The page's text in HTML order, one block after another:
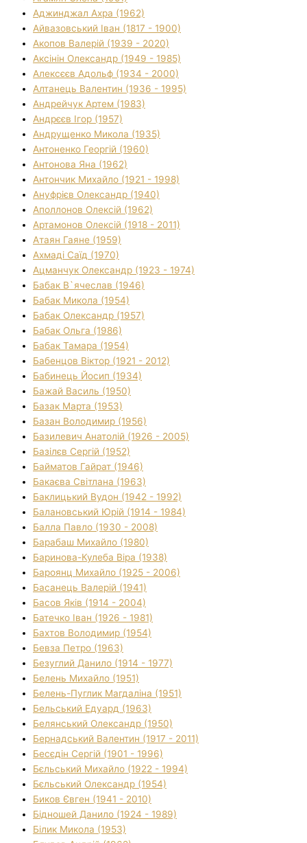
Аджинджал Ахра (1962)
Айвазовський Іван (1817 - 1900)
Акопов Валерій (1939 - 2020)
Аксінін Олександр (1949 - 1985)
Алексєєв Адольф (1934 - 2000)
Алтанець Валентин (1936 - 1995)
Андрейчук Артем (1983)
Андрєєв Ігор (1957)
Андрущенко Микола (1935)
Антоненко Георгій (1960)
Антонова Яна (1962)
Антончик Михайло (1921 - 1998)
Ануфрієв Олександр (1940)
Аполлонов Олексій (1962)
Артамонов Олексій (1918 - 2011)
Атаян Гаяне (1959)
Ахмаді Саїд (1970)
Ацманчук Олександр (1923 - 1974)
Бабак В`ячеслав (1946)
Бабак Микола (1954)
Бабак Олександр (1957)
Бабак Ольга (1986)
Бабак Тамара (1954)
Бабенцов Віктор (1921 - 2012)
Бабинець Йосип (1934)
Бажай Василь (1950)
Базак Марта (1953)
Базан Володимир (1956)
Базилевич Анатолій (1926 - 2005)
Базілєв Сергій (1952)
Байматов Гайрат (1946)
Бакаєва Світлана (1963)
Баклицький Вудон (1942 - 1992)
Балановський Юрій (1914 - 1984)
Балла Павло (1930 - 2008)
Барабаш Михайло (1980)
Баринова-Кулеба Віра (1938)
Бароянц Михайло (1925 - 2006)
Басанець Валерій (1941)
Басов Яків (1914 - 2004)
Батечко Іван (1926 - 1981)
Бахтов Володимир (1954)
Бевза Петро (1963)
Безуглий Данило (1914 - 1977)
Белень Михайло (1951)
Белень-Пуглик Магдаліна (1951)
Бельський Едуард (1963)
Белянський Олександр (1950)
Бернадський Валентин (1917 - 2011)
Бесєдін Сергій (1901 - 1996)
Бєльський Михайло (1922 - 1994)
Бєльський Олександр (1954)
Биков Євген (1941 - 2010)
Бідношей Данило (1924 - 1989)
Білик Микола (1953)